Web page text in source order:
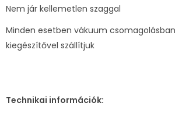
Nem jár kellemetlen szaggal
Minden esetben vákuum
kiegészítővel szállítjuk
Technikai információk: